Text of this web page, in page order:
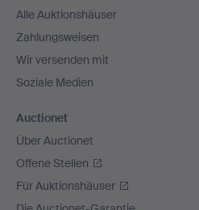
Alle Auktionshäuser
Zahlungsweisen
Wir versenden mit
Soziale Medien
Auctionet
Über Auctionet
Offene Stellen
Für Auktionshäuser